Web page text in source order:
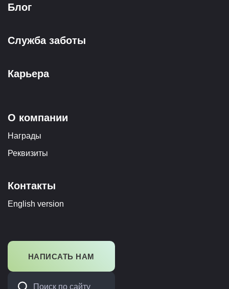
Блог
Служба заботы
Карьера
О компании
Награды
Реквизиты
Контакты
English version
НАПИСАТЬ НАМ